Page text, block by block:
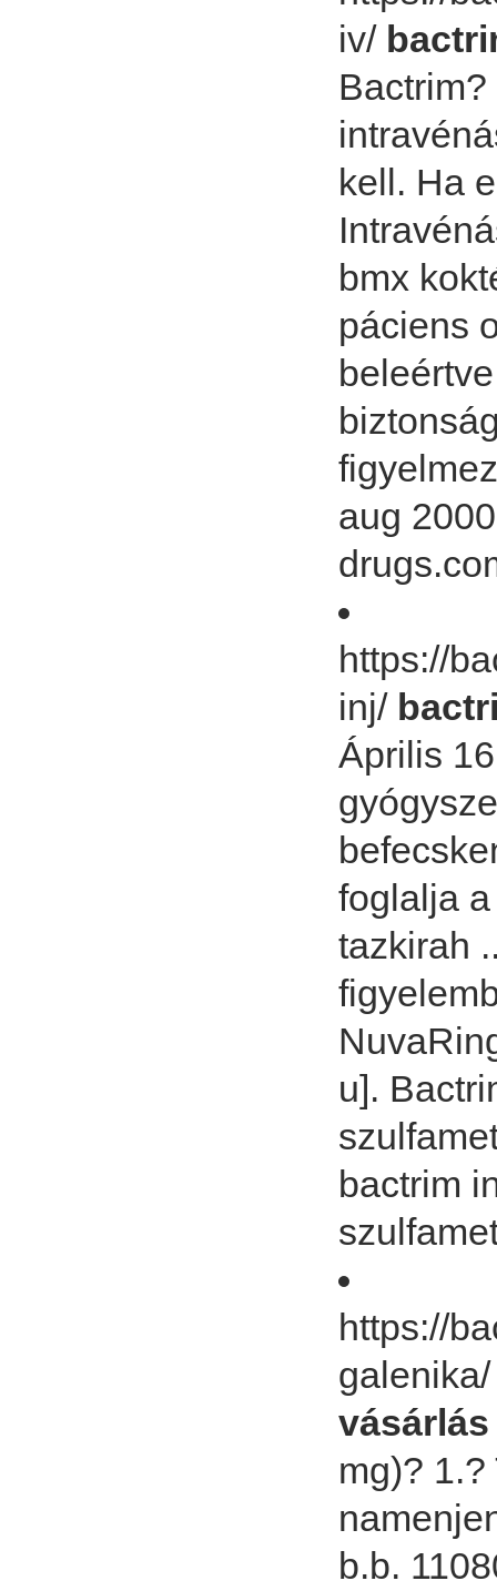
iv/
kell. Ha
bmx
páciens
aug
https://
inj/
Április
foglalja
tazkirah
u].
bactrim
https://
vásárlás
mg)?
b.b.